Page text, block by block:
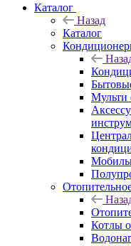
Каталог
Назад
Каталог
Мульти
Котлы